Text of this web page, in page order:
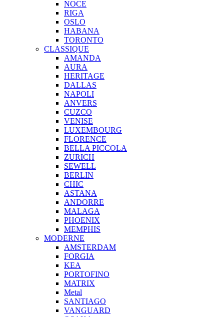
NOCE
RIGA
OSLO
HABANA
TORONTO
CLASSIQUE
AMANDA
AURA
HERITAGE
DALLAS
NAPOLI
ANVERS
CUZCO
VENISE
LUXEMBOURG
FLORENCE
BELLA PICCOLA
ZURICH
SEWELL
BERLIN
CHIC
ASTANA
ANDORRE
MALAGA
PHOENIX
MEMPHIS
MODERNE
AMSTERDAM
FORGIA
KEA
PORTOFINO
MATRIX
Metal
SANTIAGO
VANGUARD